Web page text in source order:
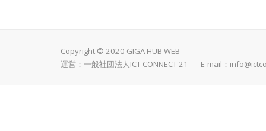
Copyright © 2020 GIGA HUB WEB
運営：一般社団法人ICT CONNECT 21 E-mail：